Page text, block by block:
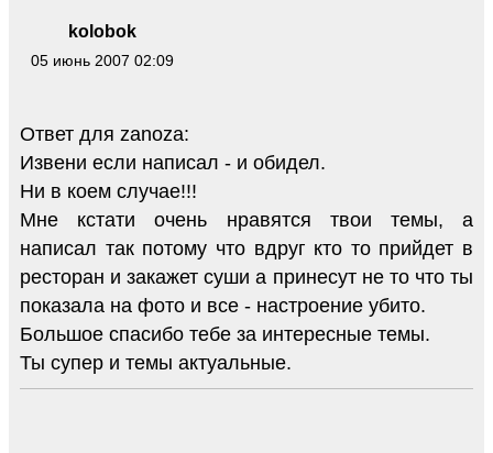
kolobok
05 июнь 2007 02:09
Ответ для zanoza:
Извени если написал - и обидел.
Ни в коем случае!!!
Мне кстати очень нравятся твои темы, а
написал так потому что вдруг кто то прийдет в
ресторан и закажет суши а принесут не то что ты
показала на фото и все - настроение убито.
Большое спасибо тебе за интересные темы.
Ты супер и темы актуальные.